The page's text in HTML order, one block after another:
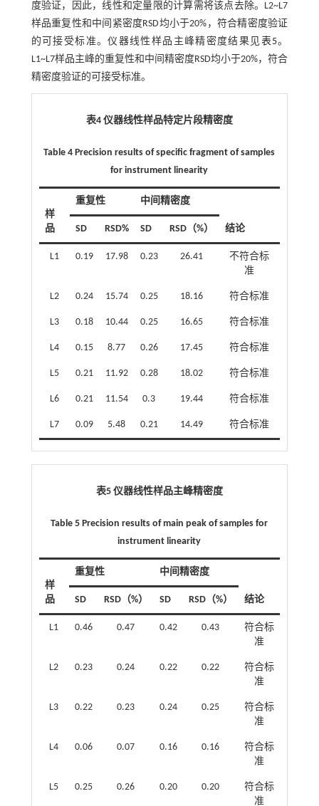
度验证，因此，线性和定量限的计算需将该点去除。L2~L7
样品重复性和中间紧密度RSD均小于20%，符合精密度验证
的可接受标准。仪器线性样品主峰精密度结果见表5。
L1~L7样品主峰的重复性和中间精密度RSD均小于20%，符合
精密度验证的可接受标准。
表4 仪器线性样品特定片段精密度
Table 4 Precision results of specific fragment of samples
for instrument linearity
样
品
重复性 中间精密度
结论
SD RSD% SD RSD（%）
L1 0.19 17.98 0.23 26.41
不符合标
准
L2 0.24 15.74 0.25 18.16 符合标准
L3 0.18 10.44 0.25 16.65 符合标准
L4 0.15 8.77 0.26 17.45 符合标准
L5 0.21 11.92 0.28 18.02 符合标准
L6 0.21 11.54 0.3 19.44 符合标准
L7 0.09 5.48 0.21 14.49 符合标准
表5 仪器线性样品主峰精密度
Table 5 Precision results of main peak of samples for
instrument linearity
样
品
重复性 中间精密度
结论
SD RSD（%） SD RSD（%）
L1 0.46 0.47 0.42 0.43
符合标
准
L2 0.23 0.24 0.22 0.22
符合标
准
L3 0.22 0.23 0.24 0.25
符合标
准
L4 0.06 0.07 0.16 0.16
符合标
准
L5 0.25 0.26 0.20 0.20
符合标
准